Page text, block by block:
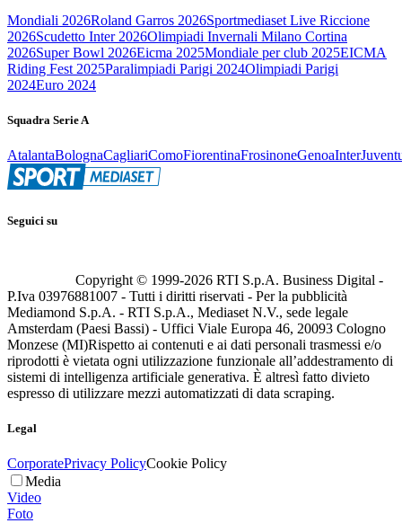
Mondiali 2026Roland Garros 2026Sportmediaset Live Riccione
2026Scudetto Inter 2026Olimpiadi Invernali Milano Cortina
2026Super Bowl 2026Eicma 2025Mondiale per club 2025EICMA
Riding Fest 2025Paralimpiadi Parigi 2024Olimpiadi Parigi
2024Euro 2024
Squadra Serie A
AtalantaBolognaCagliariComoFiorentinaFrosinoneGenoaInter
Seguici su
Copyright © 1999-2026 RTI S.p.A. Business Digital -
P.Iva 03976881007 - Tutti i diritti riservati - Per la pubblicità
Mediamond S.p.A. - RTI S.p.A., Mediaset N.V., sede legale
Amsterdam (Paesi Bassi) - Uffici Viale Europa 46, 20093 Cologno
Monzese (MI)Rispetto ai contenuti e ai dati personali trasmessi e/o
riprodotti è vietata ogni utilizzazione funzionale all’addestramento di
sistemi di intelligenza artificiale generativa. È altresì fatto divieto
espresso di utilizzare mezzi automatizzati di data scraping.
Legal
CorporatePrivacy PolicyCookie Policy
Media
Video
Foto